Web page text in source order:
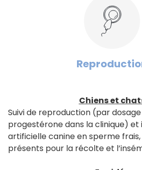
Chiens et
Suivi de reproduction (par
progestérone dans la clinique) et
artificielle canine en sperme
présents pour la récolte et